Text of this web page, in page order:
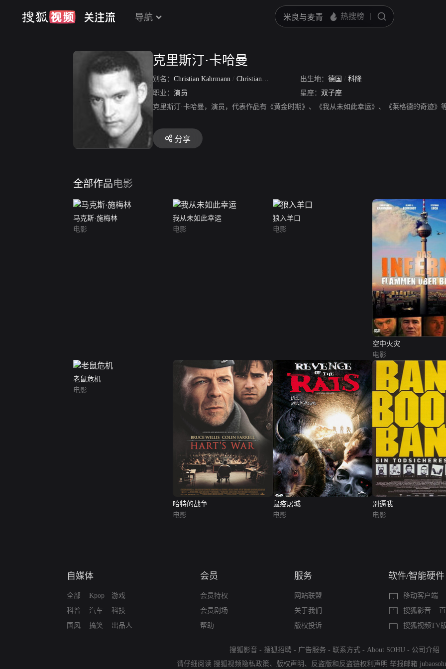
导航
克里斯汀·卡哈曼
别名： Christian Kahrmann / Christian Kahrmann 出生地： 德国 / 科隆
职业： 演员 星座： 双子座
克里斯汀·卡哈曼，演员，代表作品有《黄金时期》、《我从未如此幸运》、《莱格德的奇迹》
分享
全部作品电影
马克斯·施梅林
电影
我从未如此幸运
电影
狼入羊口
电影
空中火灾
电影
老鼠危机
电影
哈特的战争
电影
鼠疫屠城
电影
别逼我
电影
自媒体
全部
科普
国风
Kpop
汽车
搞笑
游戏
科技
出品人
会员
会员特权
会员剧场
帮助
服务
网站联盟
关于我们
版权投诉
软件/智能硬件
移动客户端
搜狐影音
搜狐视频TV
搜狐影音 - 搜狐招聘 - 广告服务 - 联系方式 - About SOHU - 公司介绍
请仔细阅读 搜狐视频隐私政策、 版权声明 、 反盗版和反盗链权利声明 举报邮箱